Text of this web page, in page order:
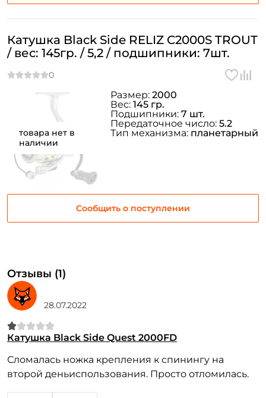
товара нет в
наличии
Катушка Black Side RELIZ C2000S TROUT
/ вес: 145гр. / 5,2 / подшипники: 7шт.
Сообщить о поступлении
Размер: 2000
Вес: 145 гр.
Подшипники: 7 шт.
Передаточное число: 5.2
Тип механизма: планетарный
Отзывы (1)
28.07.2022
Катушка Black Side Quest 2000FD
Сломалась ножка крепления к спинингу на
второй деньиспользования. Просто отломилась.